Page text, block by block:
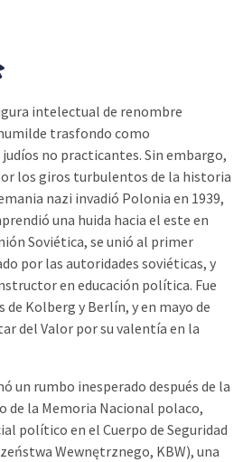
intelectual de renombre
trasfondo como
no practicantes. Sin embargo,
los giros turbulentos de la historia
nazi invadió Polonia en 1939,
una huida hacia el este en
Soviética, se unió al primer
por las autoridades soviéticas, y
en educación política. Fue
Kolberg y Berlín, y en mayo de
del Valor por su valentía en la
un rumbo inesperado después de la
de la Memoria Nacional polaco,
político en el Cuerpo de Seguridad
Wewnętrznego, KBW), una